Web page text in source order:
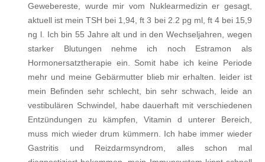
Gewebereste, wurde mir vom Nuklearmedizin er gesagt,
aktuell ist mein TSH bei 1,94, ft 3 bei 2.2 pg ml, ft 4 bei 15,9
ng l. Ich bin 55 Jahre alt und in den Wechseljahren, wegen
starker Blutungen nehme ich noch Estramon als
Hormonersatztherapie ein. Somit habe ich keine Periode
mehr und meine Gebärmutter blieb mir erhalten. leider ist
mein Befinden sehr schlecht, bin sehr schwach, leide an
vestibulären Schwindel, habe dauerhaft mit verschiedenen
Entzündungen zu kämpfen, Vitamin d unterer Bereich,
muss mich wieder drum kümmern. Ich habe immer wieder
Gastritis und Reizdarmsyndrom, alles schon mal